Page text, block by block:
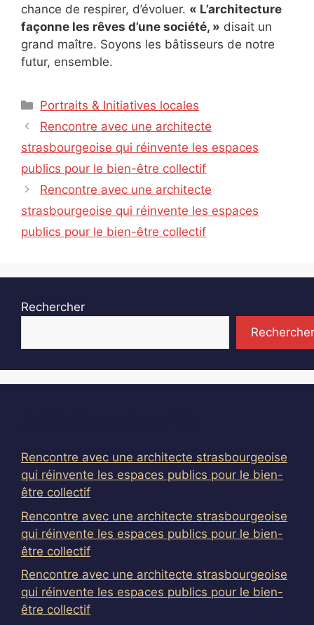
chance de respirer, d’évoluer. « L’architecture
façonne les rêves d’une société, » disait un
grand maître. Soyons les bâtisseurs de notre
futur, ensemble.
Catégories
Portraits & Initiatives locales
Rencontre avec une architecte
strasbourgeoise qui réinvente les espaces
publics pour le bien-être collectif
Rencontre avec une architecte
strasbourgeoise qui réinvente les espaces
publics pour le bien-être collectif
Rechercher
Rechercher
Rencontre avec une architecte strasbourgeoise
qui réinvente les espaces publics pour le bien-
être collectif
Rencontre avec une architecte strasbourgeoise
qui réinvente les espaces publics pour le bien-
être collectif
Rencontre avec une architecte strasbourgeoise
qui réinvente les espaces publics pour le bien-
être collectif